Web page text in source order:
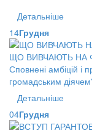
Детальніше
14Грудня
ЩО ВИВЧАЮТЬ НА
Сповнені амбіцій і
громадським
Детальніше
04Грудня